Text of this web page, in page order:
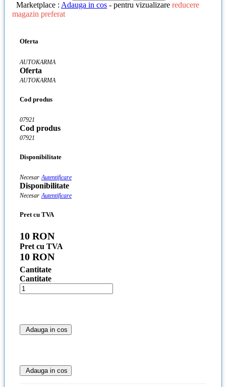
Marketplace : Adauga in cos - pentru vizualizare reducere
magazin preferat
Oferta
AUTOKARMA
Oferta
AUTOKARMA
Cod produs
07921
Cod produs
07921
Disponibilitate
Necesar Autentificare
Disponibilitate
Necesar Autentificare
Pret cu TVA
10 RON
Pret cu TVA
10 RON
Cantitate
Cantitate
Adauga in cos
Adauga in cos